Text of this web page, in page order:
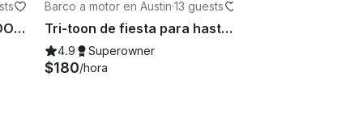
Pontón de dos pisos con DOS toboganes de agua (solo en el lago Austin)
Barco a motor en Austin·13 guests
Tri-toon de fiesta para hasta 12 personas en el lago Travis
4.9 Superowner
$180/hora